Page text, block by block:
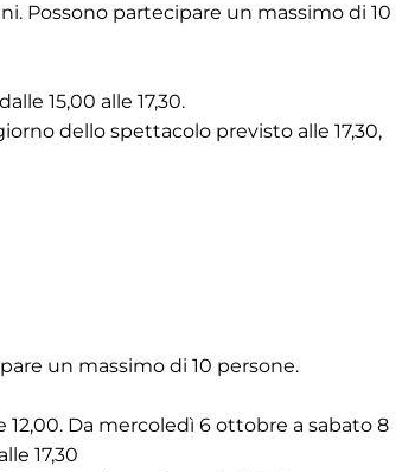
Possono partecipare un massimo di 10
15,00 alle 17,30.
dello spettacolo previsto alle 17,30,
un massimo di 10 persone.
Da mercoledì 6 ottobre a sabato 8
17,30